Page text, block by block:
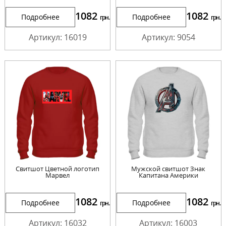
Подробнее 1082 грн.
Артикул: 16019
Подробнее 1082 грн.
Артикул: 9054
Cвитшот Цветной логотип
Марвел
Подробнее 1082 грн.
Артикул: 16032
Мужской свитшот Знак
Капитана Америки
Подробнее 1082 грн.
Артикул: 16003